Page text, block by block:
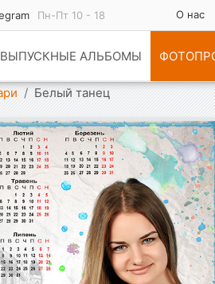
Пн-Пт 10 - 18 О нас
ВЫПУСКНЫЕ АЛЬБОМЫ
Белый танец